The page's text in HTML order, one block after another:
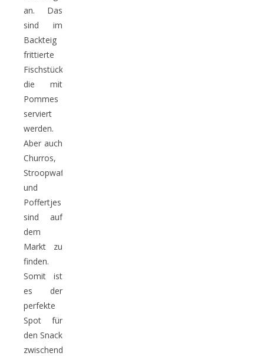
an. Das
sind im
Backteig
frittierte
Fischstücke,
die mit
Pommes
serviert
werden.
Aber auch
Churros,
Stroopwaffeln
und
Poffertjes
sind auf
dem
Markt zu
finden.
Somit ist
es der
perfekte
Spot für
den Snack
zwischendurch.